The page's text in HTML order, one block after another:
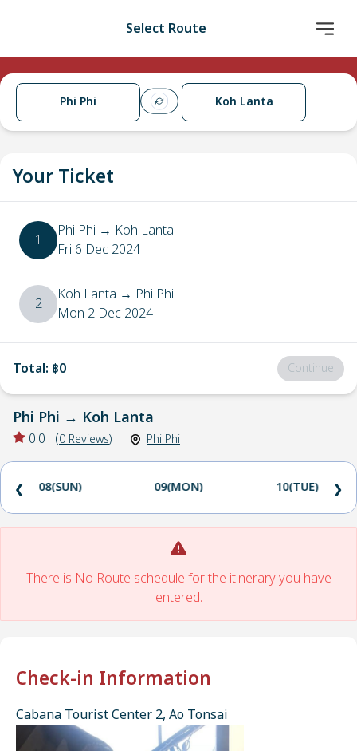
Select Route
Phi Phi Koh Lanta
Your Ticket
1 Phi Phi → Koh Lanta
Fri 6 Dec 2024
2 Koh Lanta → Phi Phi
Mon 2 Dec 2024
Total: ฿0 Continue
Phi Phi → Koh Lanta
0.0 (0 Reviews) Phi Phi
08(SUN) 09(MON) 10(TUE)
❮ ❯
There is No Route schedule for the itinerary you have
entered.
Check-in Information
Cabana Tourist Center 2, Ao Tonsai